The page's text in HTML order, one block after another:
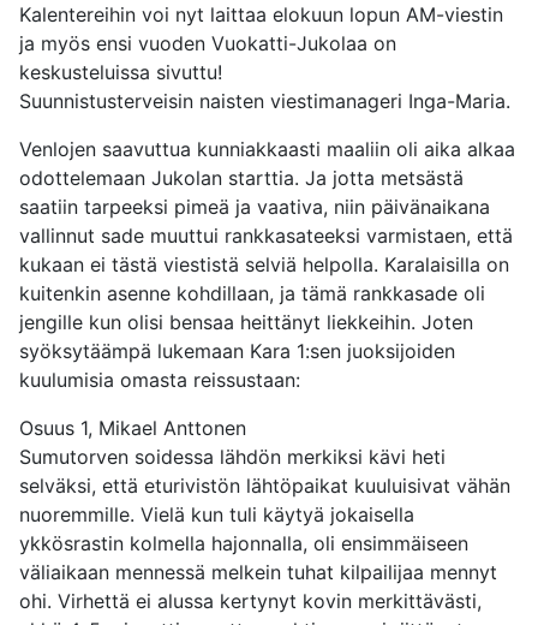
Kalentereihin voi nyt laittaa elokuun lopun AM-viestin
ja myös ensi vuoden Vuokatti-Jukolaa on
keskusteluissa sivuttu!
Suunnistusterveisin naisten viestimanageri Inga-Maria.
Venlojen saavuttua kunniakkaasti maaliin oli aika alkaa
odottelemaan Jukolan starttia. Ja jotta metsästä
saatiin tarpeeksi pimeä ja vaativa, niin päivänaikana
vallinnut sade muuttui rankkasateeksi varmistaen, että
kukaan ei tästä viestistä selviä helpolla. Karalaisilla on
kuitenkin asenne kohdillaan, ja tämä rankkasade oli
jengille kun olisi bensaa heittänyt liekkeihin. Joten
syöksytäämpä lukemaan Kara 1:sen juoksijoiden
kuulumisia omasta reissustaan:
Osuus 1, Mikael Anttonen
Sumutorven soidessa lähdön merkiksi kävi heti
selväksi, että eturivistön lähtöpaikat kuuluisivat vähän
nuoremmille. Vielä kun tuli käytyä jokaisella
ykkösrastin kolmella hajonnalla, oli ensimmäiseen
väliaikaan mennessä melkein tuhat kilpailijaa mennyt
ohi. Virhettä ei alussa kertynyt kovin merkittävästi,